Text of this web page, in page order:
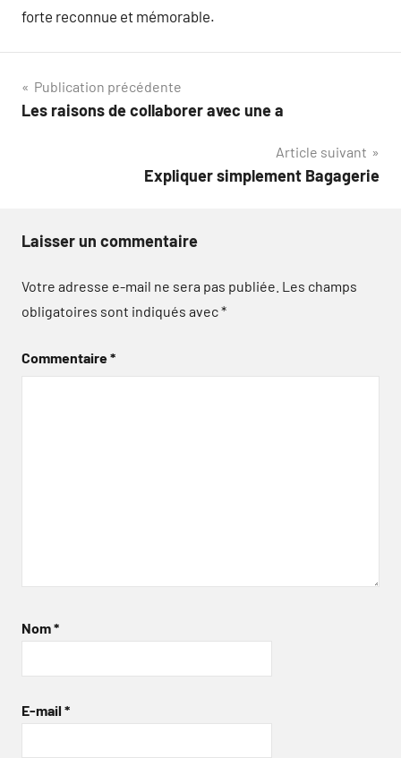
forte reconnue et mémorable.
Navigation
de
Publication précédente
Les raisons de collaborer avec une a
Article suivant
Expliquer simplement Bagagerie
Laisser un commentaire
Votre adresse e-mail ne sera pas publiée. Les champs
obligatoires sont indiqués avec*
Commentaire*
Nom*
E-mail *